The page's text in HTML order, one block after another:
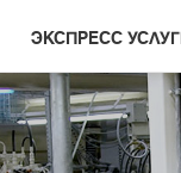
ЭКСПРЕСС